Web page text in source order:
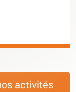
activités